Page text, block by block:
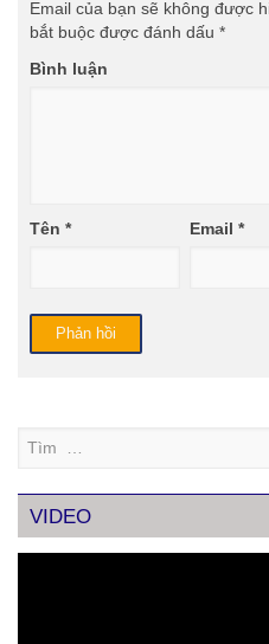
Email của bạn sẽ không được
bắt buộc được đánh dấu *
Bình luận
Tên * Email*
VIDEO